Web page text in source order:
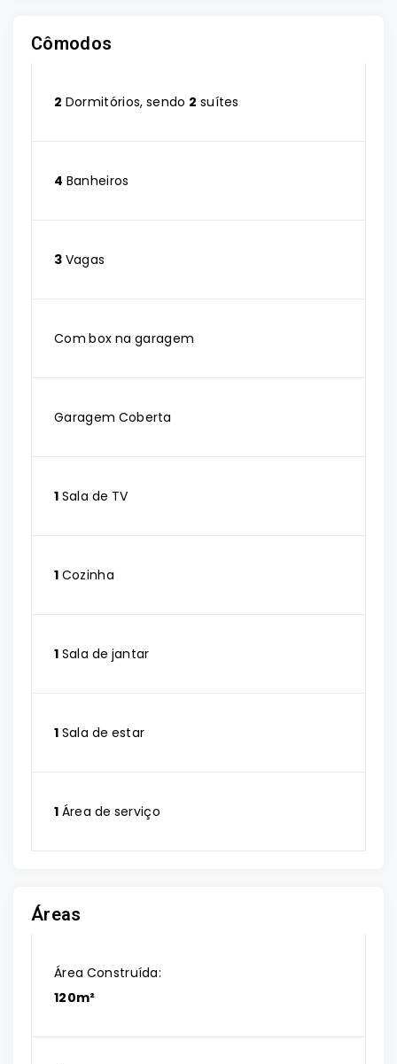
Cômodos
2 Dormitórios, sendo 2 suítes
4 Banheiros
3 Vagas
Com box na garagem
Garagem Coberta
1 Sala de TV
1 Cozinha
1 Sala de jantar
1 Sala de estar
1 Área de serviço
Áreas
Área Construída:
120m²